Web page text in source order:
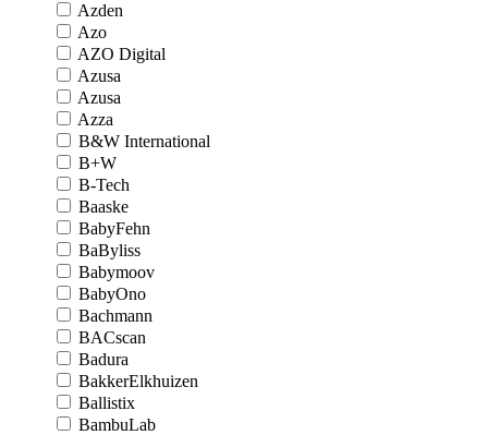
Azden
Azo
AZO Digital
Azusa
Azusa
Azza
B&W International
B+W
B-Tech
Baaske
BabyFehn
BaByliss
Babymoov
BabyOno
Bachmann
BACscan
Badura
BakkerElkhuizen
Ballistix
BambuLab